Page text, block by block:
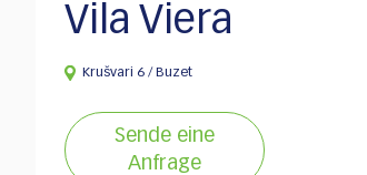
Vila Viera
Krušvari 6 / Buzet
Sende eine
Anfrage